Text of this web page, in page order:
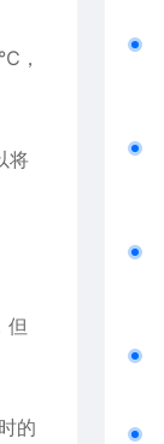
，
将
但
的